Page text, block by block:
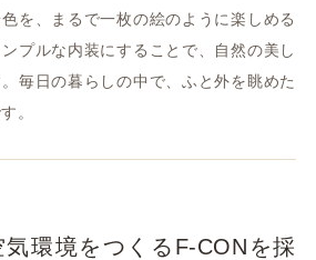
を、まるで一枚の絵のように楽しめる
プルな内装にすることで、自然の美し
毎日の暮らしの中で、ふと外を眺めた
。
環境をつくるF-CONを採